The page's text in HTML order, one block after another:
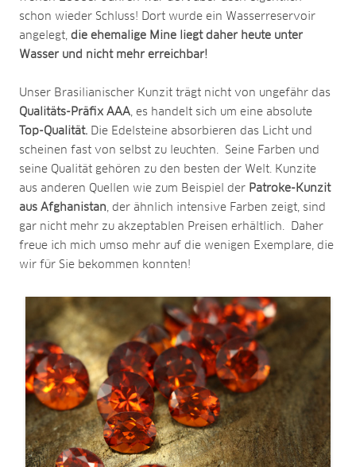
schon wieder Schluss! Dort wurde ein Wasserreservoir
angelegt, die ehemalige Mine liegt daher heute unter
Wasser und nicht mehr erreichbar!
Unser Brasilianischer Kunzit trägt nicht von ungefähr das
Qualitäts-Präfix AAA, es handelt sich um eine absolute
Top-Qualität. Die Edelsteine absorbieren das Licht und
scheinen fast von selbst zu leuchten. Seine Farben und
seine Qualität gehören zu den besten der Welt. Kunzite
aus anderen Quellen wie zum Beispiel der Patroke-Kunzit
aus Afghanistan, der ähnlich intensive Farben zeigt, sind
gar nicht mehr zu akzeptablen Preisen erhältlich. Daher
freue ich mich umso mehr auf die wenigen Exemplare, die
wir für Sie bekommen konnten!